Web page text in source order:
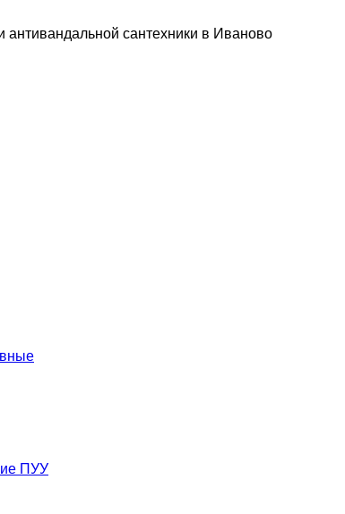
антивандальной сантехники в Иваново
ПУУ